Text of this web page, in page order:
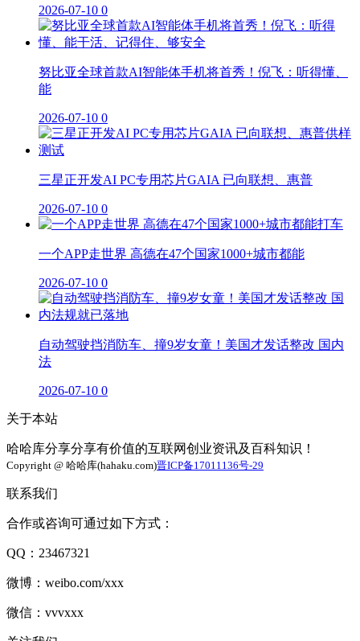
2026-07-10 0
努比亚全球首款AI智能体手机将首秀！倪飞：听得懂、
能
2026-07-10 0
三星正开发AI PC专用芯片GAIA 已向联想、惠普
2026-07-10 0
一个APP走世界 高德在47个国家1000+城市都能
2026-07-10 0
自动驾驶挡消防车、撞9岁女童！美国才发话整改 国内
法
2026-07-10 0
关于本站
哈哈库分享分享有价值的互联网创业资讯及百科知识！
Copyright @ 哈哈库(hahaku.com)晋ICP备17011136号-29
联系我们
合作或咨询可通过如下方式：
QQ：23467321
微博：weibo.com/xxx
微信：vvvxxx